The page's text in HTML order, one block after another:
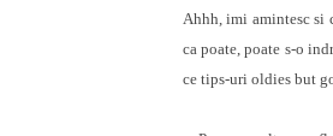
Ahhh, imi amintesc si
ca poate, poate s-o
ce tips-uri oldies but